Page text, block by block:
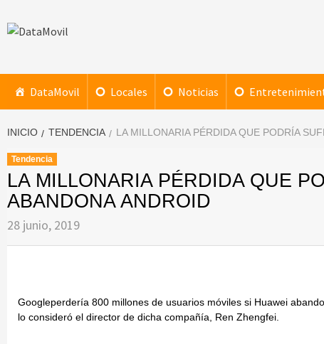
al
DataMovil
DataMovil Locales Noticias
INICIO TENDENCIA LA MILLONARIA PÉRDIDA QUE PODRÍA
Tendencia
LA MILLONARIA PÉRDIDA QUE
ABANDONA ANDROID
28 junio, 2019
Googleperdería 800 millones de usuarios móviles si Huawei
lo consideró el director de dicha compañía, Ren Zhengfei.